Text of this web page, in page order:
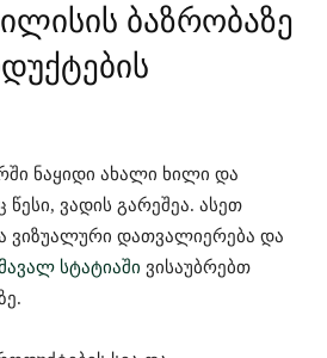
ბაზრობაზე
ნაყიდი ახალი ხილი და
ვადის გარეშეა. ასეთ
ვიზუალური დათვალიერება და
სტატიაში ვისაუბრებთ